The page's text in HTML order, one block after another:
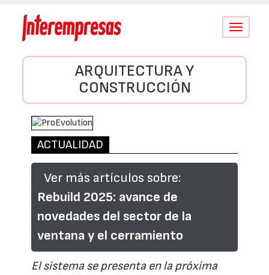
Conmutar
ARQUITECTURA Y
CONSTRUCCIÓN
ACTUALIDAD
Ver más artículos sobre:
Rebuild 2025: avance de
novedades del sector de la
ventana y el cerramiento
El sistema se presenta en la próxima